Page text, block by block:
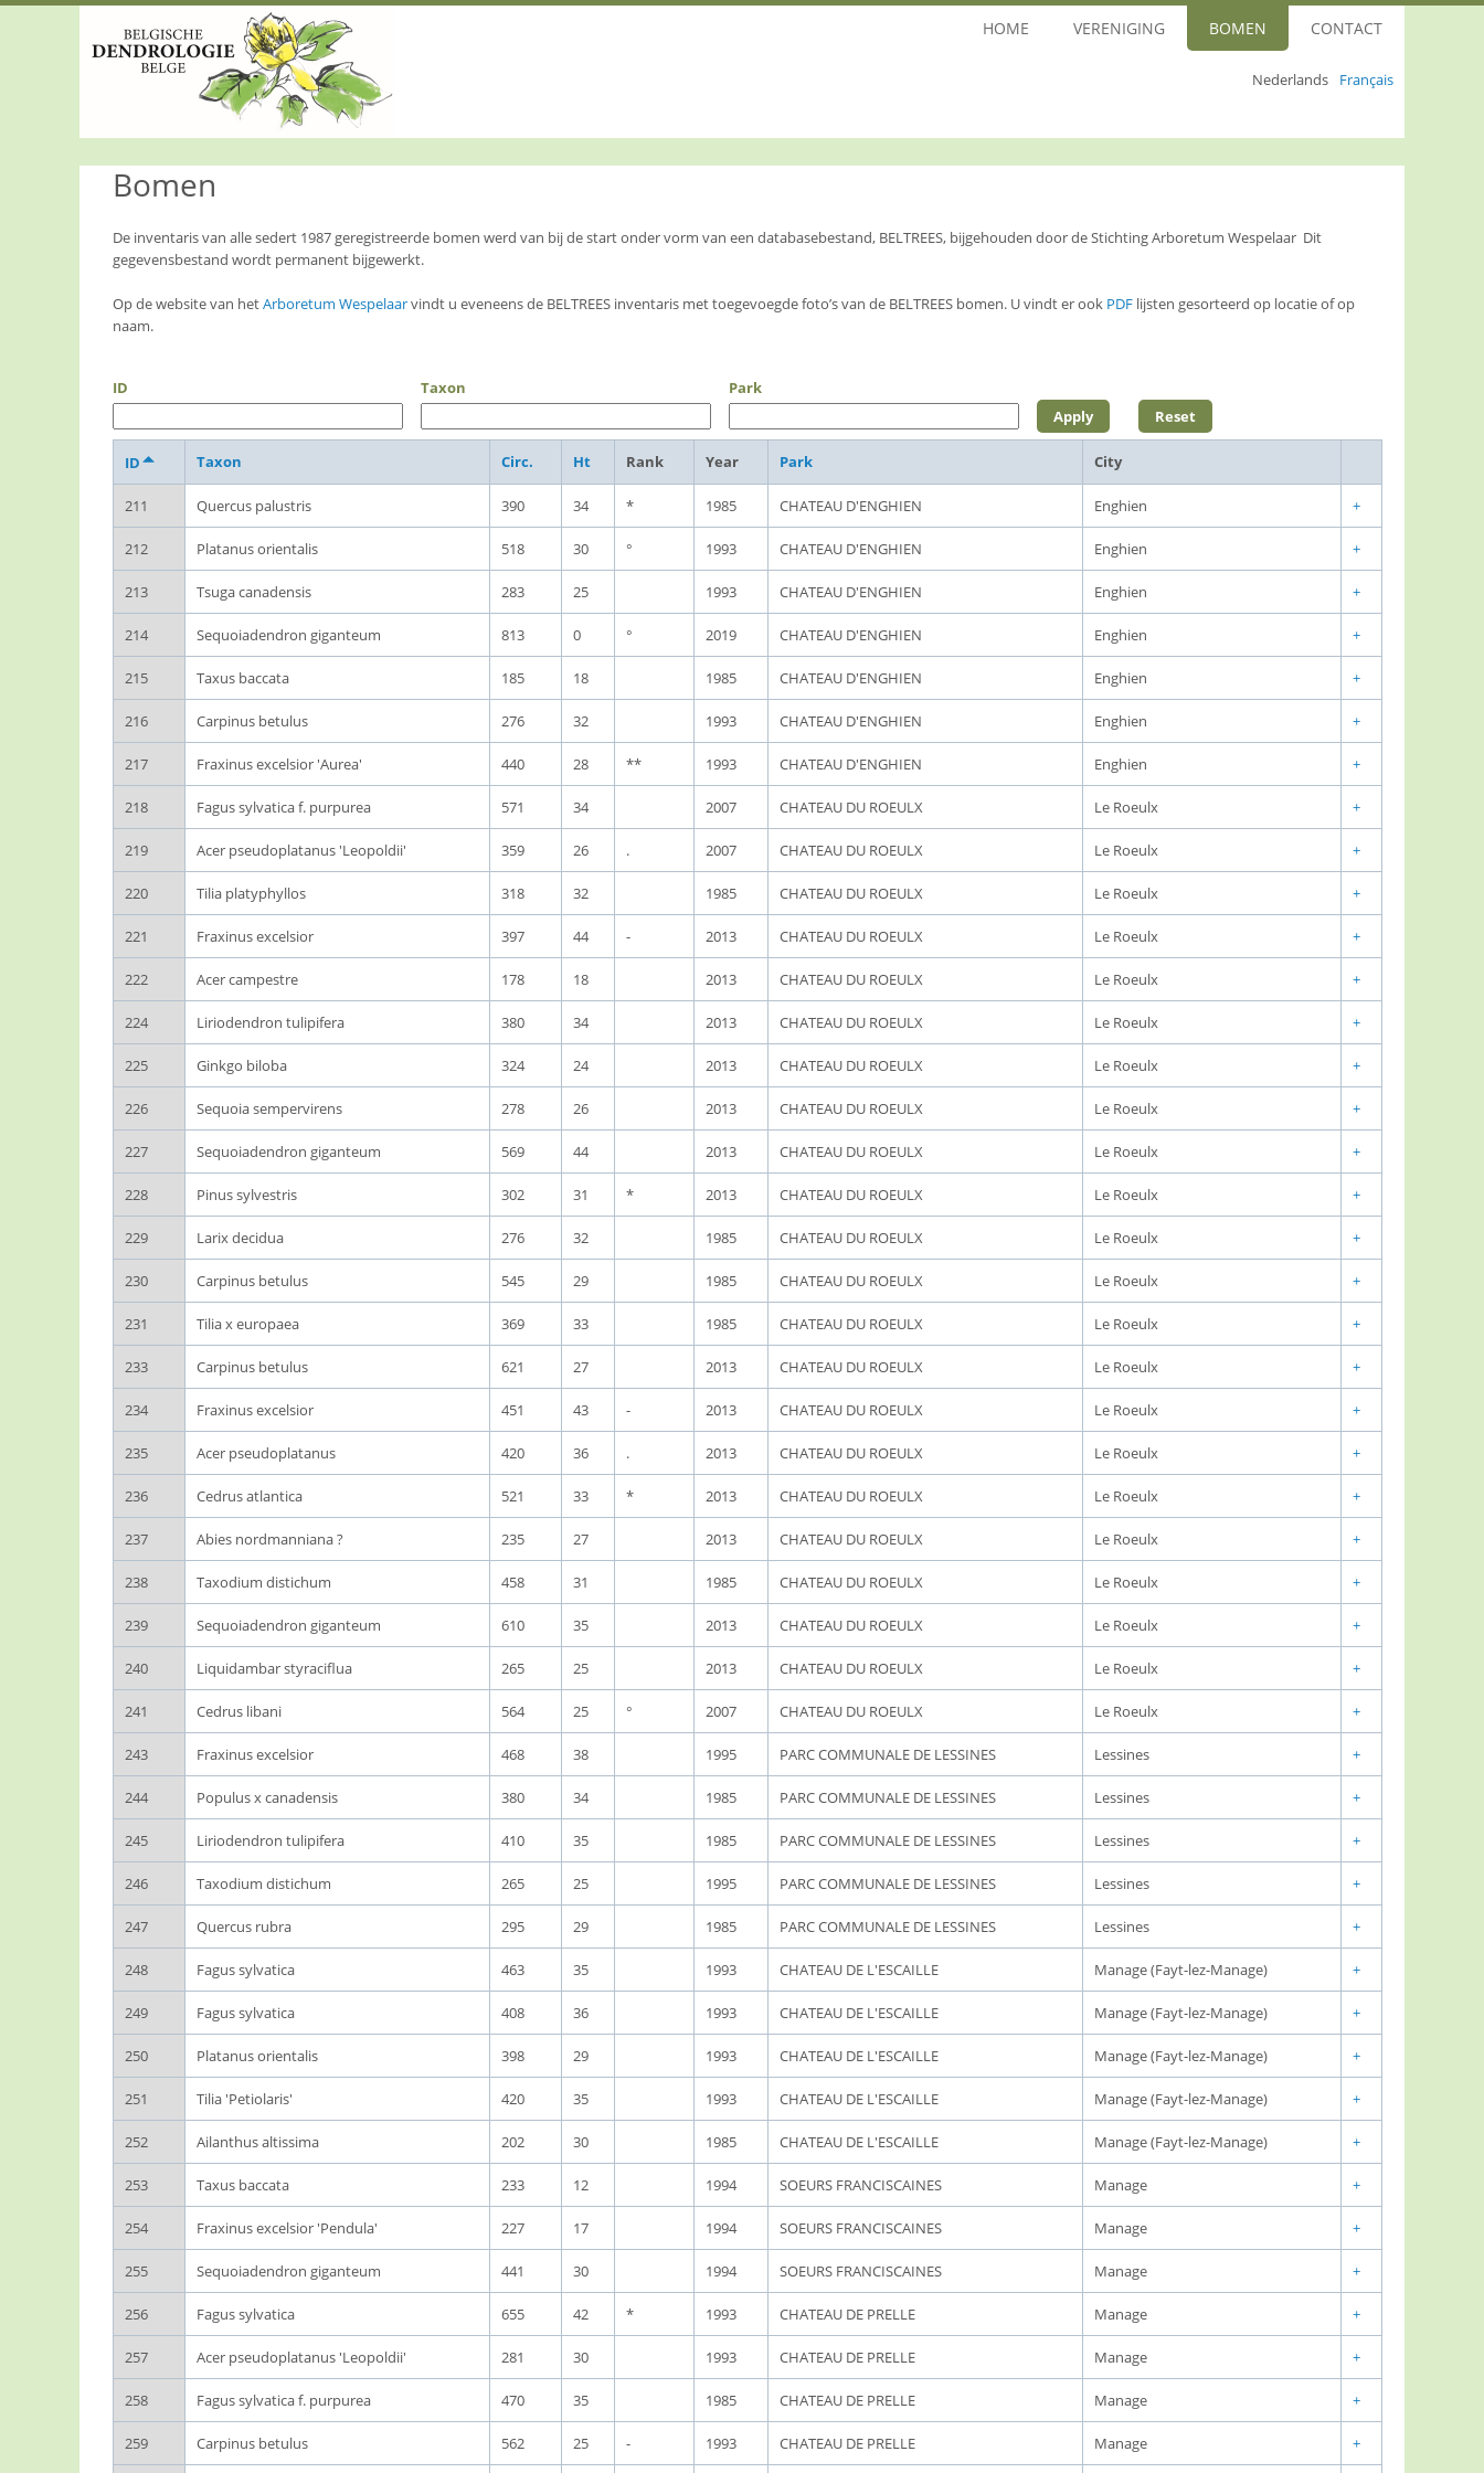
Nederlands Français
HOME VERENIGING BOMEN CONTACT
Bomen
De inventaris van alle sedert 1987 geregistreerde bomen werd van bij de start onder vorm van een databasebestand, BELTREES, bijgehouden door de Stichting Arboretum Wespelaar Dit
gegevensbestand wordt permanent bijgewerkt.
Op de website van hetArboretum Wespelaarvindt u eveneens de BELTREES inventaris met toegevoegde foto’s van de BELTREES bomen. U vindt er ook PDF lijsten gesorteerd op locatie of op
naam.
ID Taxon Park
ID Taxon Circ. Ht Rank Year Park City
211 Quercus palustris 390 34 * 1985 CHATEAU D'ENGHIEN Enghien +
212 Platanus orientalis 518 30 ° 1993 CHATEAU D'ENGHIEN Enghien +
213 Tsuga canadensis 283 25 1993 CHATEAU D'ENGHIEN Enghien +
214 Sequoiadendron giganteum 813 0 ° 2019 CHATEAU D'ENGHIEN Enghien +
215 Taxus baccata 185 18 1985 CHATEAU D'ENGHIEN Enghien +
216 Carpinus betulus 276 32 1993 CHATEAU D'ENGHIEN Enghien +
217 Fraxinus excelsior 'Aurea' 440 28 ** 1993 CHATEAU D'ENGHIEN Enghien +
218 Fagus sylvatica f. purpurea 571 34 2007 CHATEAU DU ROEULX Le Roeulx +
219 Acer pseudoplatanus 'Leopoldii' 359 26 . 2007 CHATEAU DU ROEULX Le Roeulx +
220 Tilia platyphyllos 318 32 1985 CHATEAU DU ROEULX Le Roeulx +
221 Fraxinus excelsior 397 44 - 2013 CHATEAU DU ROEULX Le Roeulx +
222 Acer campestre 178 18 2013 CHATEAU DU ROEULX Le Roeulx +
224 Liriodendron tulipifera 380 34 2013 CHATEAU DU ROEULX Le Roeulx +
225 Ginkgo biloba 324 24 2013 CHATEAU DU ROEULX Le Roeulx +
226 Sequoia sempervirens 278 26 2013 CHATEAU DU ROEULX Le Roeulx +
227 Sequoiadendron giganteum 569 44 2013 CHATEAU DU ROEULX Le Roeulx +
228 Pinus sylvestris 302 31 * 2013 CHATEAU DU ROEULX Le Roeulx +
229 Larix decidua 276 32 1985 CHATEAU DU ROEULX Le Roeulx +
230 Carpinus betulus 545 29 1985 CHATEAU DU ROEULX Le Roeulx +
231 Tilia x europaea 369 33 1985 CHATEAU DU ROEULX Le Roeulx +
233 Carpinus betulus 621 27 2013 CHATEAU DU ROEULX Le Roeulx +
234 Fraxinus excelsior 451 43 - 2013 CHATEAU DU ROEULX Le Roeulx +
235 Acer pseudoplatanus 420 36 . 2013 CHATEAU DU ROEULX Le Roeulx +
236 Cedrus atlantica 521 33 * 2013 CHATEAU DU ROEULX Le Roeulx +
237 Abies nordmanniana ? 235 27 2013 CHATEAU DU ROEULX Le Roeulx +
238 Taxodium distichum 458 31 1985 CHATEAU DU ROEULX Le Roeulx +
239 Sequoiadendron giganteum 610 35 2013 CHATEAU DU ROEULX Le Roeulx +
240 Liquidambar styraciflua 265 25 2013 CHATEAU DU ROEULX Le Roeulx +
241 Cedrus libani 564 25 ° 2007 CHATEAU DU ROEULX Le Roeulx +
243 Fraxinus excelsior 468 38 1995 PARC COMMUNALE DE LESSINES Lessines +
244 Populus x canadensis 380 34 1985 PARC COMMUNALE DE LESSINES Lessines +
245 Liriodendron tulipifera 410 35 1985 PARC COMMUNALE DE LESSINES Lessines +
246 Taxodium distichum 265 25 1995 PARC COMMUNALE DE LESSINES Lessines +
247 Quercus rubra 295 29 1985 PARC COMMUNALE DE LESSINES Lessines +
248 Fagus sylvatica 463 35 1993 CHATEAU DE L'ESCAILLE Manage (Fayt-lez-Manage) +
249 Fagus sylvatica 408 36 1993 CHATEAU DE L'ESCAILLE Manage (Fayt-lez-Manage) +
250 Platanus orientalis 398 29 1993 CHATEAU DE L'ESCAILLE Manage (Fayt-lez-Manage) +
251 Tilia 'Petiolaris' 420 35 1993 CHATEAU DE L'ESCAILLE Manage (Fayt-lez-Manage) +
252 Ailanthus altissima 202 30 1985 CHATEAU DE L'ESCAILLE Manage (Fayt-lez-Manage) +
253 Taxus baccata 233 12 1994 SOEURS FRANCISCAINES Manage +
254 Fraxinus excelsior 'Pendula' 227 17 1994 SOEURS FRANCISCAINES Manage +
255 Sequoiadendron giganteum 441 30 1994 SOEURS FRANCISCAINES Manage +
256 Fagus sylvatica 655 42 * 1993 CHATEAU DE PRELLE Manage +
257 Acer pseudoplatanus 'Leopoldii' 281 30 1993 CHATEAU DE PRELLE Manage +
258 Fagus sylvatica f. purpurea 470 35 1985 CHATEAU DE PRELLE Manage +
259 Carpinus betulus 562 25 - 1993 CHATEAU DE PRELLE Manage +